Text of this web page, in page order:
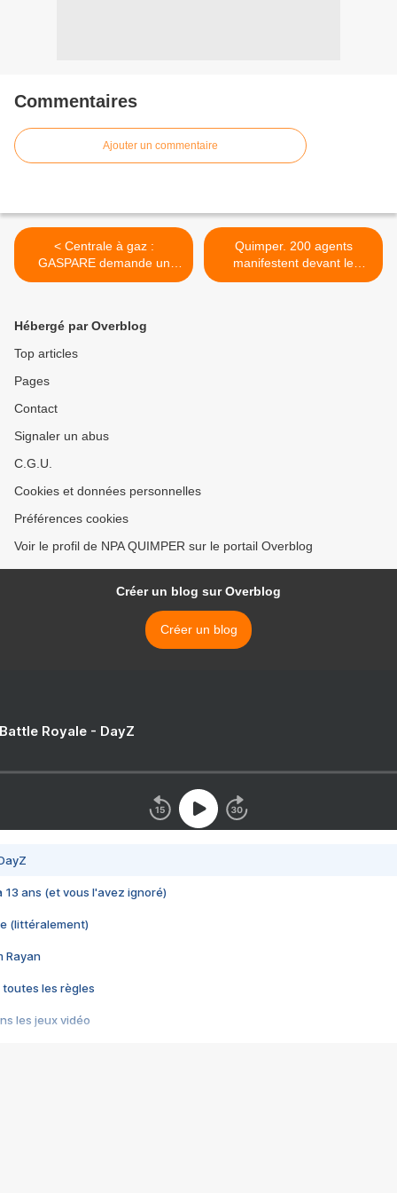
Commentaires
Ajouter un commentaire
< Centrale à gaz :
GASPARE demande un
moratoire
Quimper. 200 agents
manifestent devant le
conseil général (Le Tél) >
Hébergé par Overblog
Top articles
Pages
Contact
Signaler un abus
C.G.U.
Cookies et données personnelles
Préférences cookies
Voir le profil de NPA QUIMPER sur le portail Overblog
Créer un blog sur Overblog
Créer un blog
Royale - DayZ
13 ans (et vous l'avez ignoré)
(littéralement)
Rayan
toutes les règles
les jeux vidéo